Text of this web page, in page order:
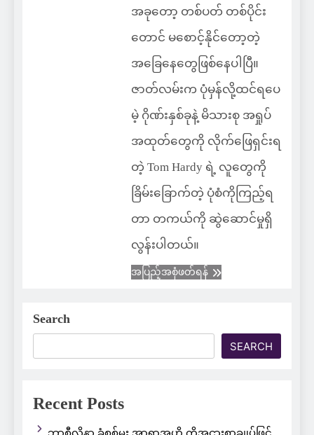
အခုတော့ တစ်ပတ် တစ်ပိုင်း
တောင် မစောင့်နိုင်တော့တဲ့
အခြေနေတွေဖြစ်နေပါပြီ။
ဇာတ်လမ်းက ပုံမှန်လို့ထင်ရပေ
မဲ့ ဂိုဏ်းနှစ်ခုနဲ့ မိသားစု အရှုပ်
အထုတ်တွေကို လိုက်ဖြေရှင်းရ
တဲ့ Tom Hardy ရဲ့ လူတွေကို
ခြိမ်းခြောက်တဲ့ ပုံစံကိုကြည့်ရ
တာ တကယ်ကို ဆွဲဆောင်မှုရှိ
လွန်းပါတယ်။
အပြည့်အစုံဖတ်ရန်
Search
SEARCH
Recent Posts